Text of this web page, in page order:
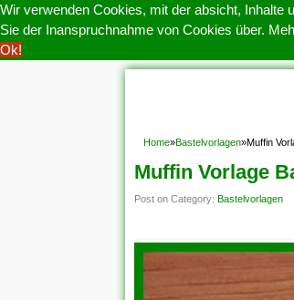
Wir verwenden Cookies, mit der absicht, Inhalte
Sie der Inanspruchnahme von Cookies über.
Ok!
Home»Bastelvorlagen»Muffin
Muffin Vorlage
Post on Category: Bastelvorlagen